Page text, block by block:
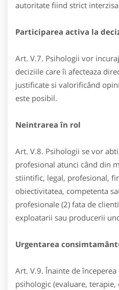
autoritate fiind strict
Participarea activa la
Art. V.7. Psihologii vor
deciziile care îi afecteaza
justificate si valorificând
este posibil.
Neintrarea în rol
Art. V.8. Psihologii se vor
profesional atunci când din
stiintific, legal, profesional,
obiectivitatea, competenta
profesionale (2) fata de
exploatarii sau producerii
Urgentarea
Art. V.9. Înainte de
psihologic (evaluare,